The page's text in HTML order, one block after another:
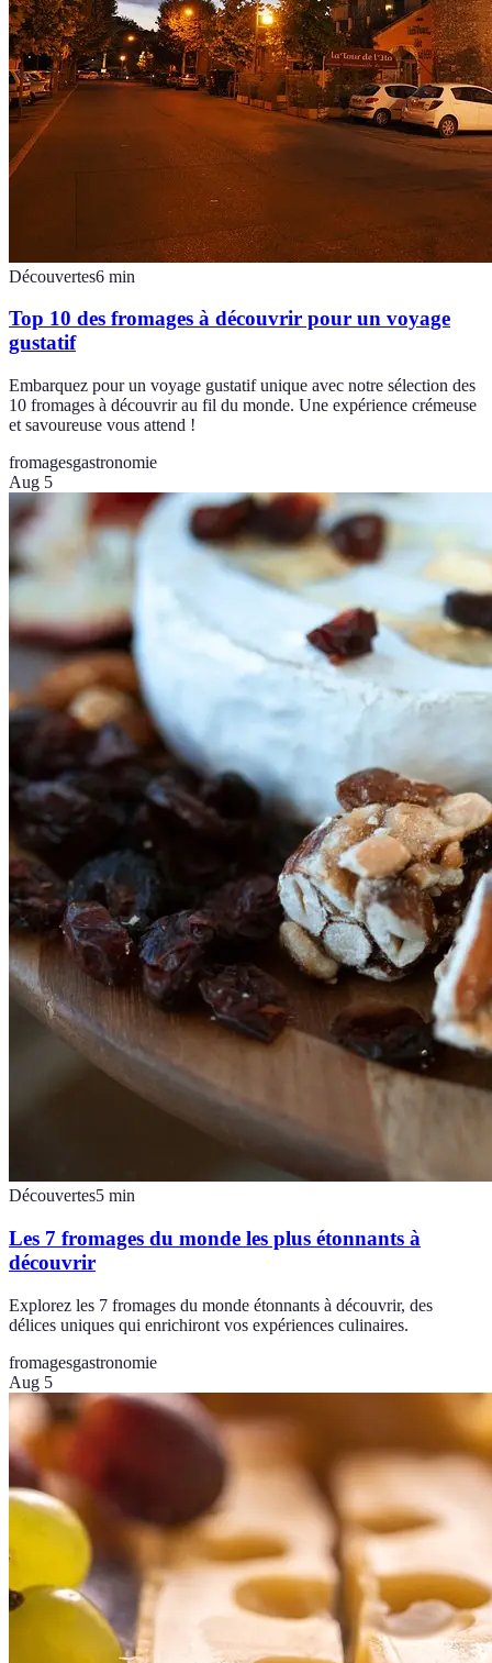
Découvertes6 min
Top 10 des fromages à découvrir pour un voyage
gustatif
Embarquez pour un voyage gustatif unique avec notre sélection des
10 fromages à découvrir au fil du monde. Une expérience crémeuse
et savoureuse vous attend !
fromagesgastronomie
Aug 5
Découvertes5 min
Les 7 fromages du monde les plus étonnants à
découvrir
Explorez les 7 fromages du monde étonnants à découvrir, des
délices uniques qui enrichiront vos expériences culinaires.
fromagesgastronomie
Aug 5